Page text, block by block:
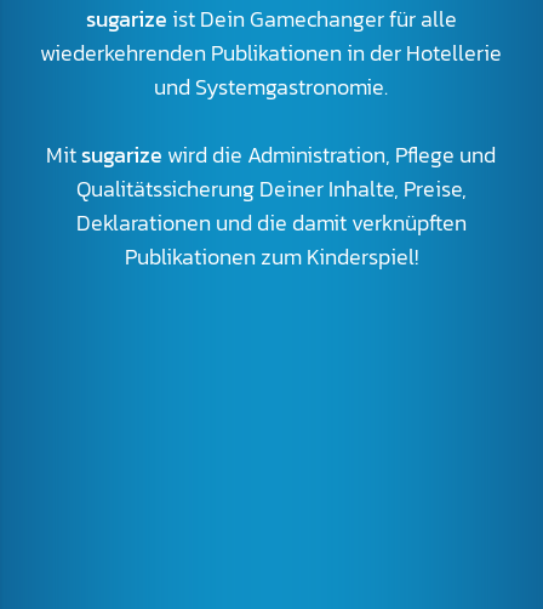
sugarize ist Dein Gamechanger für alle
wiederkehrenden Publikationen in der Hotellerie
und Systemgastronomie.
Mitsugarize wird die Administration, Pflege und
Qualitätssicherung Deiner Inhalte, Preise,
Deklarationen und die damit verknüpften
Publikationen zum Kinderspiel!